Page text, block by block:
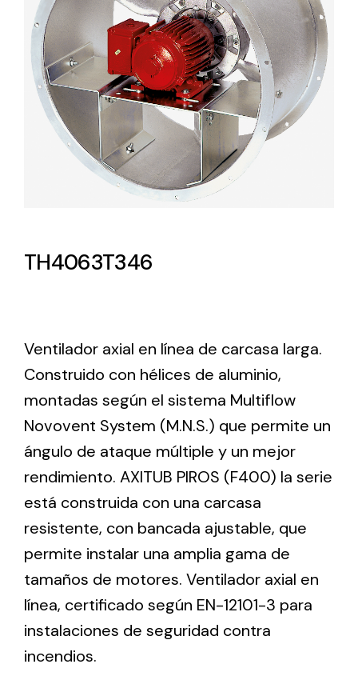
Lighting and Electrical
Equipment
Complete solutions in lighting and electrical
material for each project and need
Amplia gama de ventiladores y equipos de
Ventilation
The incorporation of Novovent into the group
meant a greater offer of ventilation products for
different uses
Iluminación Solar
Variedad de soluciones solares para todo tipo
de necesidades.
TH4063T346
Ventilador axial en línea de carcasa larga.
Construido con hélices de aluminio,
montadas según el sistema Multiflow
Novovent System (M.N.S.) que permite un
ángulo de ataque múltiple y un mejor
rendimiento. AXITUB PIROS (F400) la serie
está construida con una carcasa
resistente, con bancada ajustable, que
permite instalar una amplia gama de
tamaños de motores. Ventilador axial en
línea, certificado según EN-12101-3 para
instalaciones de seguridad contra
incendios.